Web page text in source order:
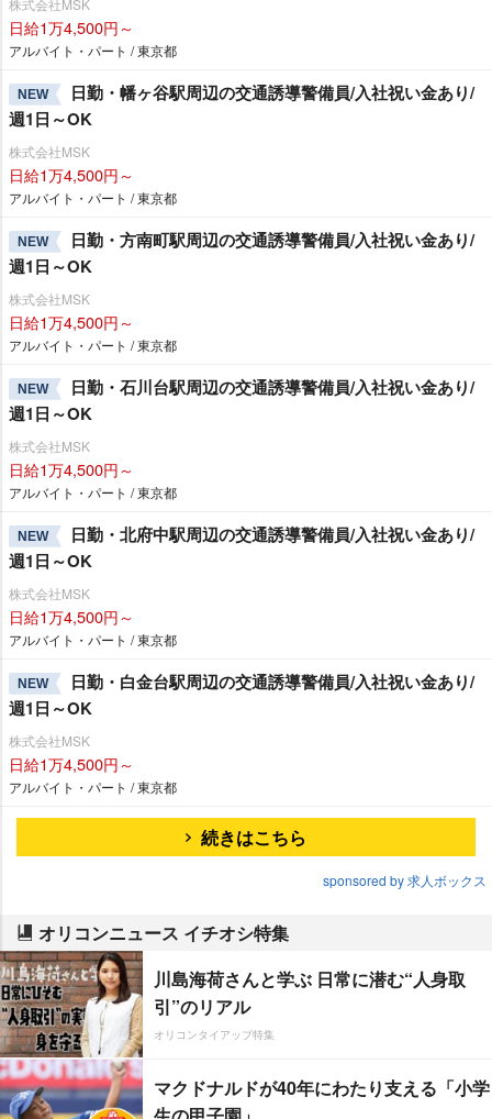
日給1万4,500円～
アルバイト・パート / 東京都
NEW
日勤・幡ヶ谷駅周辺の交通誘導警備員/入社祝い金あり/
週1日～OK
株式会社MSK
日給1万4,500円～
アルバイト・パート / 東京都
NEW
日勤・方南町駅周辺の交通誘導警備員/入社祝い金あり/
週1日～OK
株式会社MSK
日給1万4,500円～
アルバイト・パート / 東京都
NEW
日勤・石川台駅周辺の交通誘導警備員/入社祝い金あり/
週1日～OK
株式会社MSK
日給1万4,500円～
アルバイト・パート / 東京都
NEW
日勤・北府中駅周辺の交通誘導警備員/入社祝い金あり/
週1日～OK
株式会社MSK
日給1万4,500円～
アルバイト・パート / 東京都
NEW
日勤・白金台駅周辺の交通誘導警備員/入社祝い金あり/
週1日～OK
株式会社MSK
日給1万4,500円～
アルバイト・パート / 東京都
続きはこちら
sponsored by 求人ボックス
オリコンニュース イチオシ特集
川島海荷さんと学ぶ 日常に潜む“人身取
引”のリアル
オリコンタイアップ特集
マクドナルドが40年にわたり支える「小学